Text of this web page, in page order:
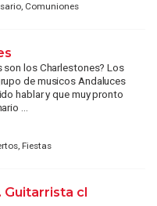
Comuniones
son los Charlestones? Los
de musicos Andaluces
hablar y que muy pronto
...
Fiestas
Guitarrista cl